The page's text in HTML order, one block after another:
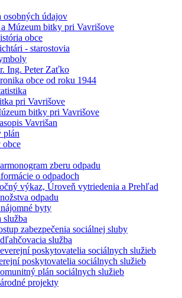
osobných údajov
Múzeum bitky pri Vavrišove
obce
- starostovia
Ing. Peter Zaťko
obce od roku 1944
pri Vavrišove
bitky pri Vavrišove
Vavrišan
plán
obce
zberu odpadu
o odpadoch
výkaz, Úroveň vytriedenia a Prehľad
odpadu
byty
služba
zabezpečenia sociálnej sluby
služba
poskytovatelia sociálnych služieb
poskytovatelia sociálnych služieb
plán sociálnych služieb
projekty